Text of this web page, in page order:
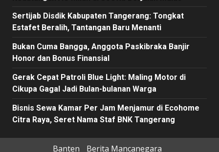
Sertijab Disdik Kabupaten Tangerang: Tongkat
Estafet Beralih, Tantangan Baru Menanti
Bukan Cuma Bangga, Anggota Paskibraka Banjir
Honor dan Bonus Finansial
Gerak Cepat Patroli Blue Light: Maling Motor di
Cikupa Gagal Jadi Bulan-bulanan Warga
Bisnis Sewa Kamar Per Jam Menjamur di Ecohome
Citra Raya, Seret Nama Staf BNK Tangerang
Banten Berita Mancanegara